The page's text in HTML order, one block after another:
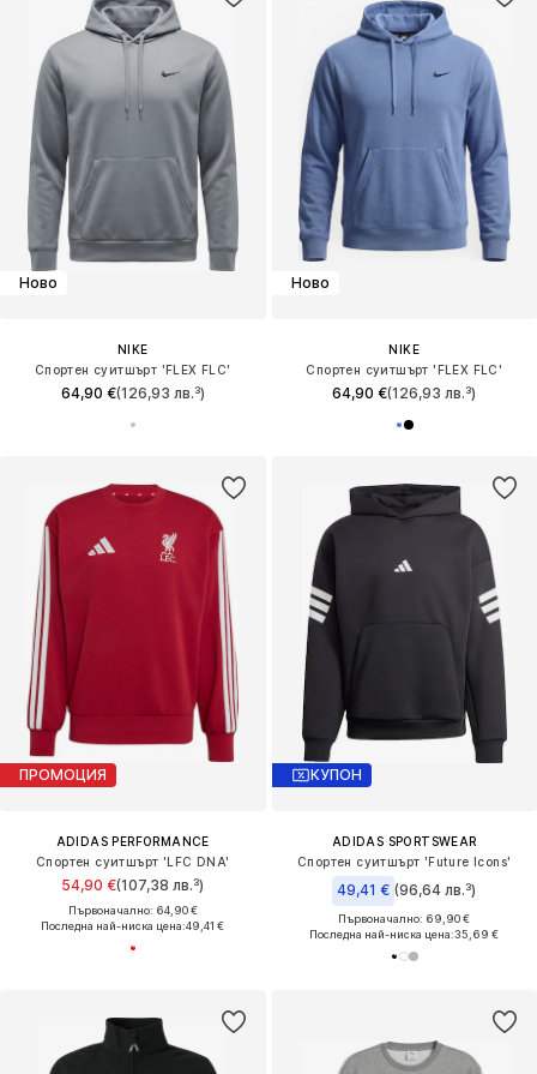
Ново
NIKE
Спортен суитшърт 'FLEX FLC'
64,90 €(126,93 лв.³)
Ново
NIKE
Спортен суитшърт 'FLEX FLC'
64,90 €(126,93 лв.³)
ПРОМОЦИЯ
ADIDAS PERFORMANCE
Спортен суитшърт 'LFC DNA'
54,90 €(107,38 лв.³)
Първоначално: 64,90 €
Последна най-ниска цена:49,41 €
КУПОН
ADIDAS SPORTSWEAR
Спортен суитшърт 'Future Icons'
49,41 € (96,64 лв.³)
Първоначално: 69,90 €
Последна най-ниска цена:35,69 €